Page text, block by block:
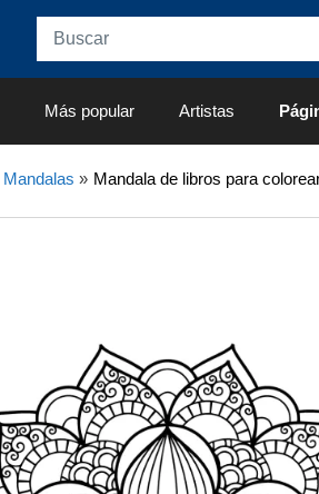
Más popular Artistas
Mandalas » Mandala de libros para